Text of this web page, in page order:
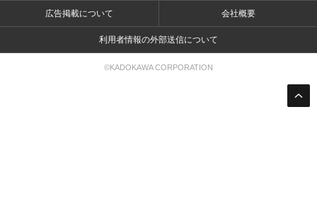
広告掲載について 会社概要
利用者情報の外部送信について
©KADOKAWA CORPORATION